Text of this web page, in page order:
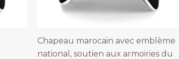
Chapeau marocain avec emblème
national, soutien aux armoiries du